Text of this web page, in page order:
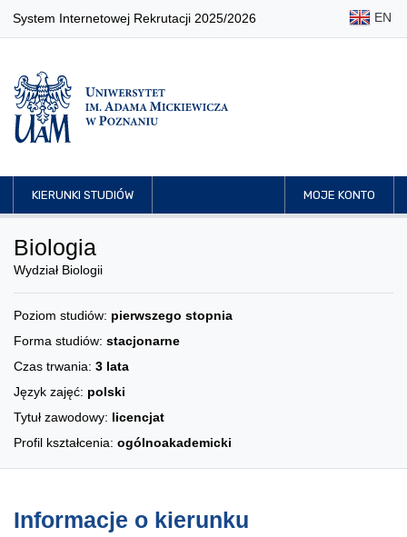
System Internetowej Rekrutacji 2025/2026 EN
KIERUNKI STUDIÓW MOJE KONTO
Biologia
Wydział Biologii
Poziom studiów: pierwszego stopnia
Forma studiów: stacjonarne
Czas trwania: 3 lata
Język zajęć: polski
Tytuł zawodowy: licencjat
Profil kształcenia: ogólnoakademicki
Informacje o kierunku